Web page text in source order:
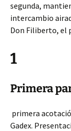
segunda,
intercambio
Don Filiberto, el
1
Primera
primera
Gadex.